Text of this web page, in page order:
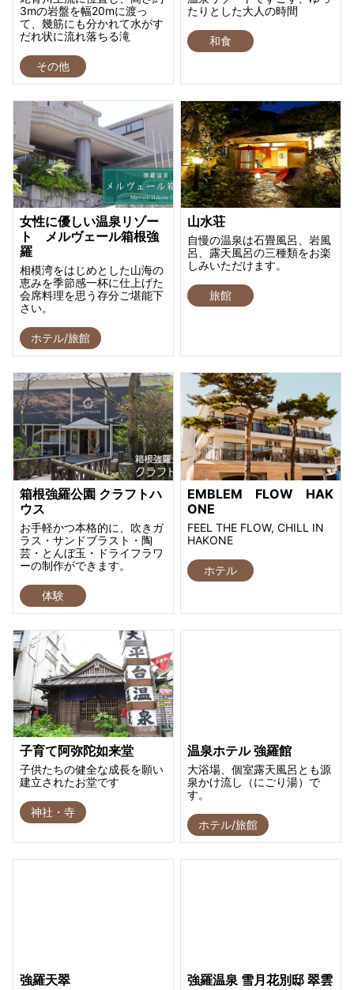
3mの岩盤を幅20mに渡っ
て、幾筋にも分かれて水がす
だれ状に流れ落ちる滝
その他
たりとした大人の時間
和食
女性に優しい温泉リゾー
ト メルヴェール箱根強
羅
相模湾をはじめとした山海の
恵みを季節感一杯に仕上げた
会席料理を思う存分ご堪能下
さい。
ホテル/旅館
山水荘
自慢の温泉は石畳風呂、岩風
呂、露天風呂の三種類をお楽
しみいただけます。
旅館
箱根強羅公園 クラフトハ
ウス
お手軽かつ本格的に、吹きガ
ラス・サンドブラスト・陶
芸・とんぼ玉・ドライフラワ
ーの制作ができます。
体験
EMBLEM FLOW HAK
ONE
FEEL THE FLOW, CHILL IN
HAKONE
ホテル
子育て阿弥陀如来堂
子供たちの健全な成長を願い
建立されたお堂です
神社・寺
温泉ホテル 強羅館
大浴場、個室露天風呂とも源
泉かけ流し（にごり湯）で
す。
ホテル/旅館
強羅天翠 強羅温泉 雪月花別邸 翠雲